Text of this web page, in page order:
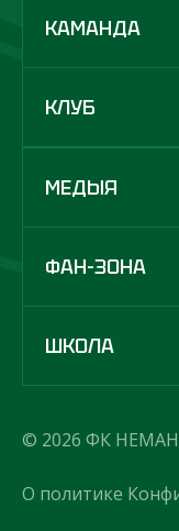
КАМАНДА
КЛУБ
МЕДЫЯ
ФАН-ЗОНА
ШКОЛА
© 2026 ФК
О политике